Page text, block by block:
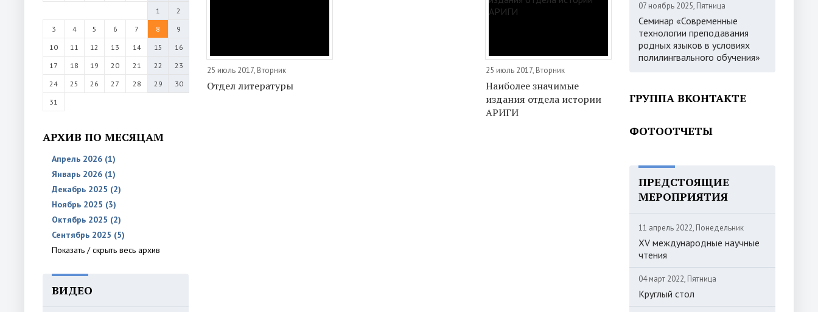
1
2
3
4 5 6 7 8
9
10
11 12 13 14 15
16
17
18 19 20 21 22
23
24
25 26 27 28 29
30
31
АРХИВ ПО МЕСЯЦАМ
Апрель 2026 (1)
Январь 2026 (1)
Декабрь 2025 (2)
Ноябрь 2025 (3)
Октябрь 2025 (2)
Сентябрь 2025 (5)
Показать / скрыть весь архив
ВИДЕО
25 июль 2017, Вторник
Отдел литературы
25 июль 2017, Вторник
Наиболее значимые
издания отдела истории
АРИГИ
07 ноябрь 2025, Пятница
Семинар «Современные
технологии преподавания
родных языков в условиях
полилингвального обучения»
ГРУППА ВКОНТАКТЕ
ФОТООТЧЕТЫ
ПРЕДСТОЯЩИЕ
МЕРОПРИЯТИЯ
11 апрель 2022, Понедельник
XV международные научные
чтения
04 март 2022, Пятница
Круглый стол